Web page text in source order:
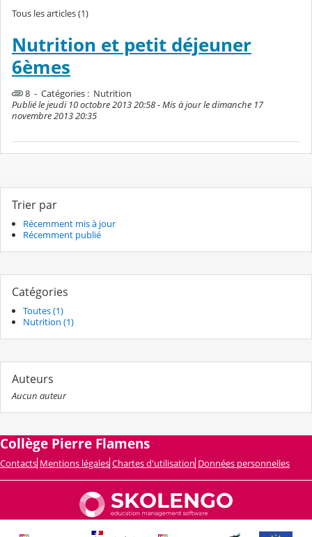
Tous les articles (1)
Nutrition et petit déjeuner
6èmes
8 - Catégories : Nutrition
Publié le jeudi 10 octobre 2013 20:58 - Mis à jour le dimanche 17
novembre 2013 20:35
Trier par
Récemment mis à jour
Récemment publié
Catégories
Toutes (1)
Nutrition (1)
Auteurs
Aucun auteur
Collège Pierre Flamens
Contacts Mentions légales Chartes d'utilisation Données personnelles